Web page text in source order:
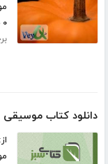
۰ صفحه
دانلود کتاب
از: